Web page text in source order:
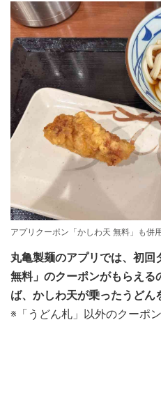
アプリクーポン「かしわ天 無料」も併
丸亀製麺のアプリでは、初
無料」のクーポンがもらえる
ば、かしわ天が乗ったうどん
※「うどん札」以外のクーポ